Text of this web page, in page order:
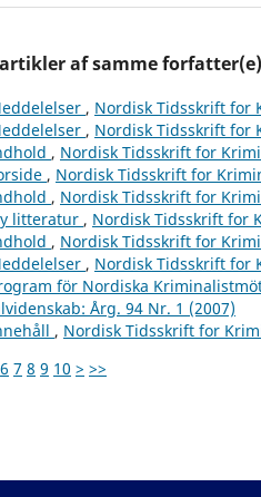
af samme forfatter(e)
, Nordisk Tidsskrift for
, Nordisk Tidsskrift for
, Nordisk Tidsskrift for
, Nordisk Tidsskrift for
, Nordisk Tidsskrift for
litteratur , Nordisk Tidsskrift for
, Nordisk Tidsskrift for
, Nordisk Tidsskrift for
för Nordiska
Årg. 94 Nr. 1 (2007)
, Nordisk Tidsskrift for
6 7 8 9 10 > >>